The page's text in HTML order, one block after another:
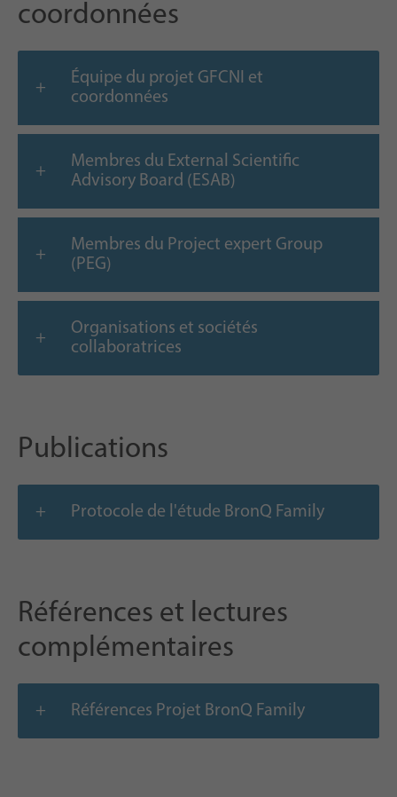
coordonnées
Équipe du projet GFCNI et
coordonnées
Membres du External Scientific
Advisory Board (ESAB)
Membres du Project expert Group
(PEG)
Organisations et sociétés
collaboratrices
Publications
Protocole de l'étude BronQ Family
Références et lectures
complémentaires
Références Projet BronQ Family